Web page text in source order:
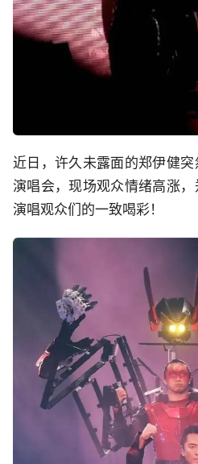
近日，许久未露面的郑伊健
演唱会，现场观众情绪高涨
演唱观众们的一致喝彩！